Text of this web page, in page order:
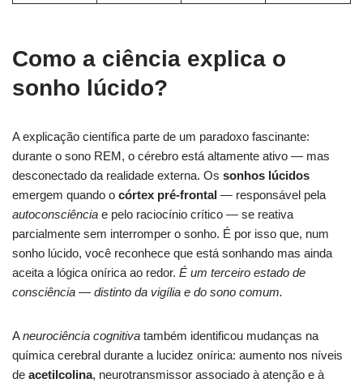
Como a ciência explica o
sonho lúcido?
A explicação científica parte de um paradoxo fascinante:
durante o sono REM, o cérebro está altamente ativo — mas
desconectado da realidade externa. Os sonhos lúcidos
emergem quando o córtex pré-frontal — responsável pela
autoconsciência e pelo raciocínio crítico — se reativa
parcialmente sem interromper o sonho. É por isso que, num
sonho lúcido, você reconhece que está sonhando mas ainda
aceita a lógica onírica ao redor. É um terceiro estado de
consciência — distinto da vigília e do sono comum.
Aneurociência cognitiva também identificou mudanças na
química cerebral durante a lucidez onírica: aumento nos níveis
de acetilcolina, neurotransmissor associado à atenção e à